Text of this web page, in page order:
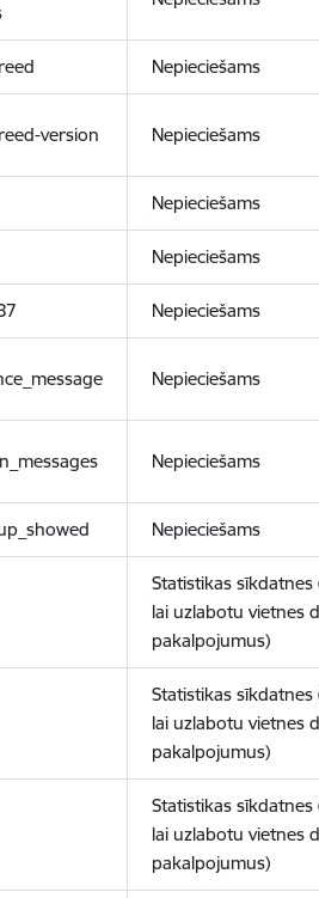
Nepieciešams
version Nepieciešams
Nepieciešams
Nepieciešams
Nepieciešams
Nepieciešams
Nepieciešams
Nepieciešams
Statistikas sīkdatnes
lai uzlabotu vietnes
pakalpojumus)
Statistikas sīkdatnes
lai uzlabotu vietnes
pakalpojumus)
Statistikas sīkdatnes
lai uzlabotu vietnes
pakalpojumus)